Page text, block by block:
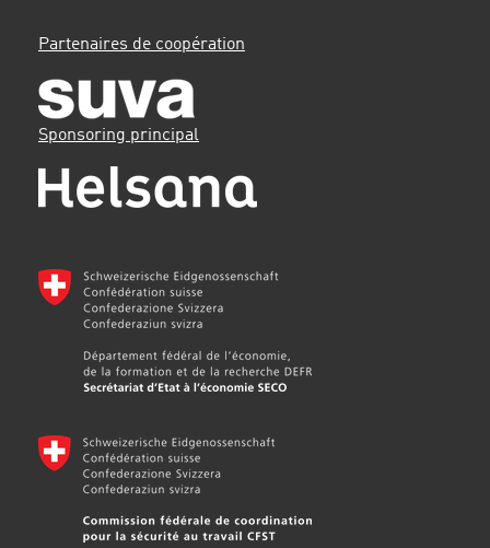
Partenaires de coopération
Sponsoring principal